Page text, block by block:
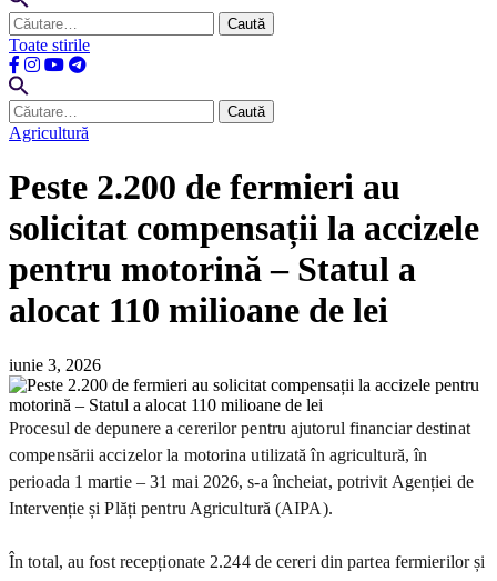
Caută
după:
Toate stirile
Caută
după:
Agricultură
Peste 2.200 de fermieri au
solicitat compensații la accizele
pentru motorină – Statul a
alocat 110 milioane de lei
iunie 3, 2026
Procesul de depunere a cererilor pentru ajutorul financiar destinat
compensării accizelor la motorina utilizată în agricultură, în
perioada 1 martie – 31 mai 2026, s-a încheiat, potrivit Agenției de
Intervenție și Plăți pentru Agricultură (AIPA).
În total, au fost recepționate 2.244 de cereri din partea fermierilor și